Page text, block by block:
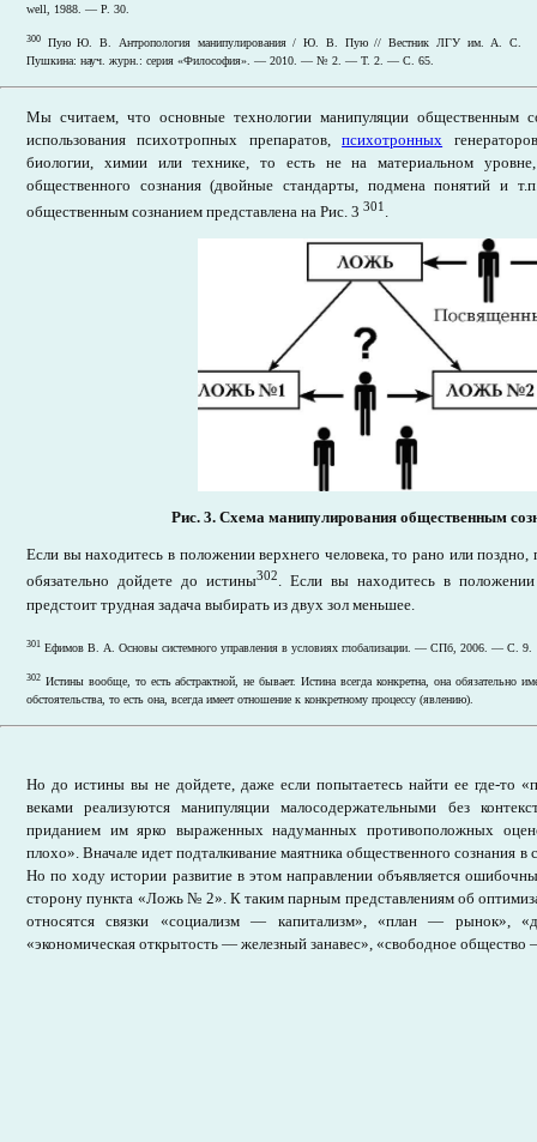
well, 1988. — P. 30.
300
Пую Ю. В. Антропология манипулирования / Ю. В. Пую // Вестник ЛГУ им. А. С.
Пушкина: науч. журн.: серия «Философия». — 2010. — № 2. — Т. 2. — С. 65.
Мы считаем, что основные технологии манипуляции общественным
использования психотропных препаратов,психотронных
биологии, химии или технике, то есть не на материальном
общественного сознания (двойные стандарты, подмена понятий и
общественным сознанием представлена на Рис. 3 301 .
Рис. 3. Схема манипулирования общественным
Если вы находитесь в положении верхнего человека, то рано или
обязательно дойдете до истины302. Если вы находитесь в
предстоит трудная задача выбирать из двух зол меньшее.
301 Ефимов В. А. Основы системного управления в условиях глобализации. — СПб, 2006. — С. 9.
302 Истины вообще, то есть абстрактной, не бывает. Истина всегда конкретна, она обязательно
обстоятельства, то есть она, всегда имеет отношение к конкретному процессу (явлению).
Но до истины вы не дойдете, даже если попытаетесь найти ее где-то
веками реализуются манипуляции малосодержательными без
приданием им ярко выраженных надуманных противоположных
плохо». Вначале идет подталкивание маятника общественного сознания
Но по ходу истории развитие в этом направлении объявляется
сторону пункта «Ложь № 2». К таким парным представлениям об
относятся связки «социализм — капитализм», «план — рынок»,
«экономическая открытость — железный занавес», «свободное общество